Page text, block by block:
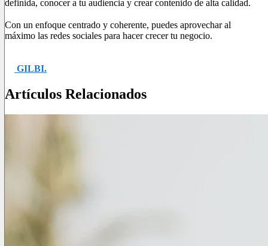
definida, conocer a tu audiencia y crear contenido de alta calidad.
Con un enfoque centrado y coherente, puedes aprovechar al
máximo las redes sociales para hacer crecer tu negocio.
GILBI.
Artículos Relacionados